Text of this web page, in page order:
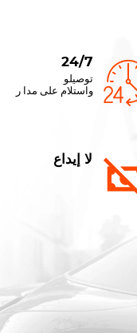
24/7
توصيلو
واستلام على مدا ر
لا إيداع